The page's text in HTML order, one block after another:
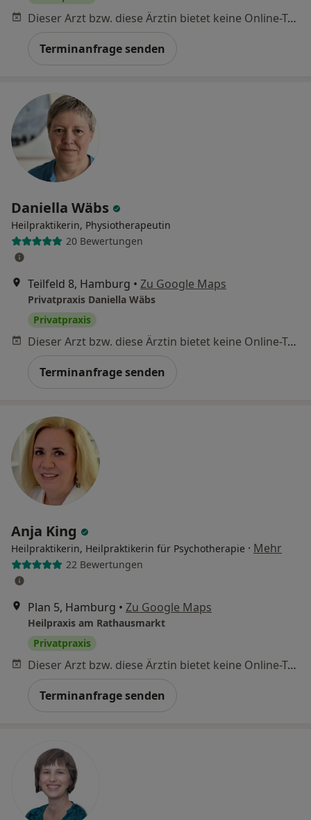
Dieser Arzt bzw. diese Ärztin bietet keine Online-Terminbuchung an diesem Standort an.
Terminanfrage senden
Daniella Wäbs
Heilpraktikerin, Physiotherapeutin
20 Bewertungen
Teilfeld 8, Hamburg • Zu Google Maps
Privatpraxis Daniella Wäbs
Privatpraxis
Dieser Arzt bzw. diese Ärztin bietet keine Online-Terminbuchung an diesem Standort an.
Terminanfrage senden
Anja King
Heilpraktikerin, Heilpraktikerin für Psychotherapie · Mehr
22 Bewertungen
Plan 5, Hamburg • Zu Google Maps
Heilpraxis am Rathausmarkt
Privatpraxis
Dieser Arzt bzw. diese Ärztin bietet keine Online-Terminbuchung an diesem Standort an.
Terminanfrage senden